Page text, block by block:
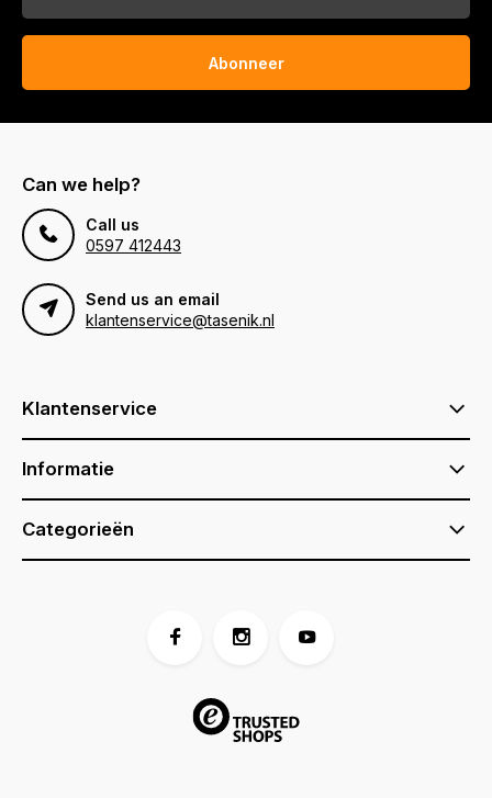
Abonneer
Can we help?
Call us
0597 412443
Send us an email
klantenservice@tasenik.nl
Klantenservice
Informatie
Categorieën